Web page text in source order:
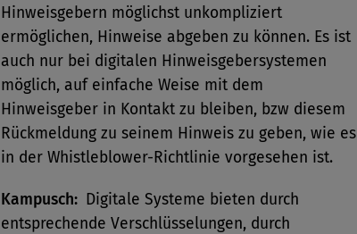
Hinweisgebern möglichst unkompliziert
ermöglichen, Hinweise abgeben zu können. Es ist
auch nur bei digitalen Hinweisgebersystemen
möglich, auf einfache Weise mit dem
Hinweisgeber in Kontakt zu bleiben, bzw diesem
Rückmeldung zu seinem Hinweis zu geben, wie es
in der Whistleblower-Richtlinie vorgesehen ist.
Kampusch: Digitale Systeme bieten durch
entsprechende Verschlüsselungen, durch